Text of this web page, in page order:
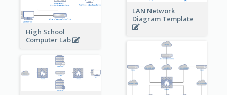
High School
Computer Lab
LAN Network
Diagram Template